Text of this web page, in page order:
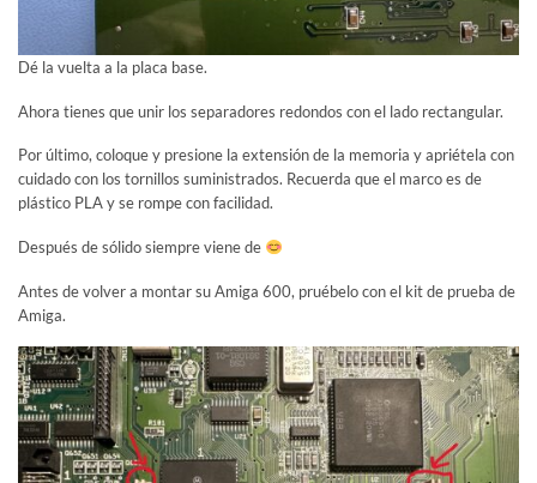
Dé la vuelta a la placa base.
Ahora tienes que unir los separadores redondos con el lado rectangular.
Por último, coloque y presione la extensión de la memoria y apriétela con
cuidado con los tornillos suministrados. Recuerda que el marco es de
plástico PLA y se rompe con facilidad.
Después de sólido siempre viene de
Antes de volver a montar su Amiga 600, pruébelo con el kit de prueba de
Amiga.